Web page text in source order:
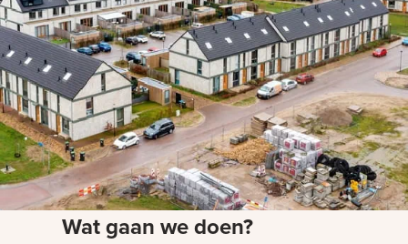
Wat gaan we doen?